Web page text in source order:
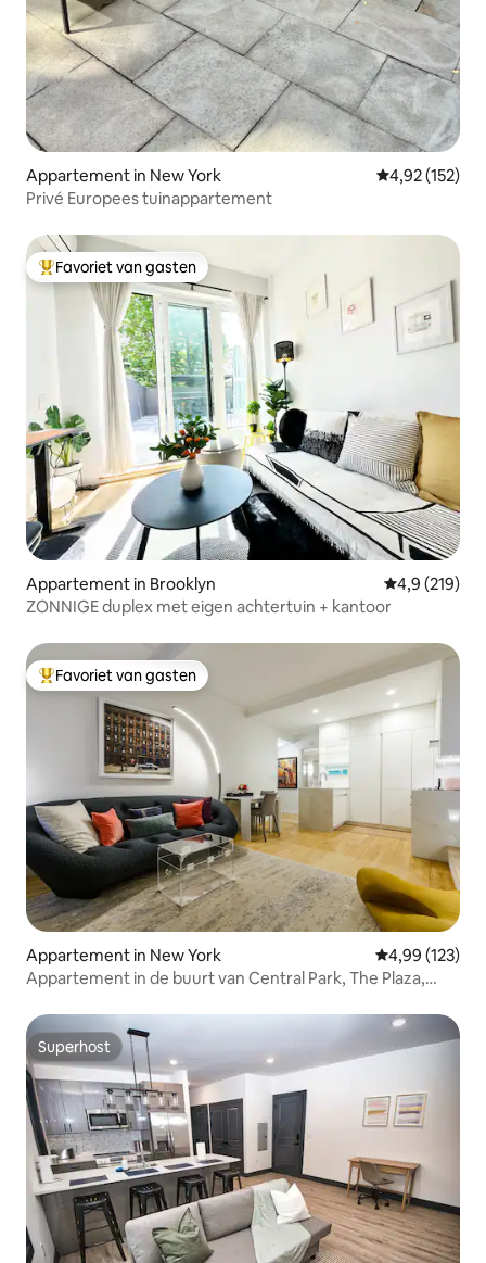
Appartement in New York Gemiddelde
4,92 (152)
Privé Europees tuinappartement
Topfavoriet van gasten
Favoriet van gasten
Appartement in Brooklyn Gemiddelde
4,9 (219)
ZONNIGE duplex met eigen achtertuin + kantoor
Topfavoriet van gasten
Favoriet van gasten
Appartement in New York Gemiddelde
4,99 (123)
Appartement in de buurt van Central Park, The Plaza,
Superhost
Superhost